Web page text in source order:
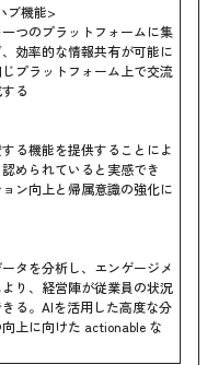
ブ機能>
つのプラットフォームに集
効率的な情報共有が可能に
プラットフォーム上で交流
る
る機能を提供することによ
められていると実感でき
ン向上と帰属意識の強化に
タを分析し、エンゲージメ
り、経営陣が従業員の状況
る。AIを活用した高度な分
上に向けた actionable な